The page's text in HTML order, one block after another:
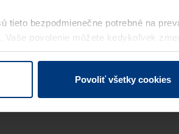
tieto bezpodmienečne potrebné na
Vaše povolenie môžete kedykoľvek
údajovnašej webovej stránky.
Povoliť všetky cookies